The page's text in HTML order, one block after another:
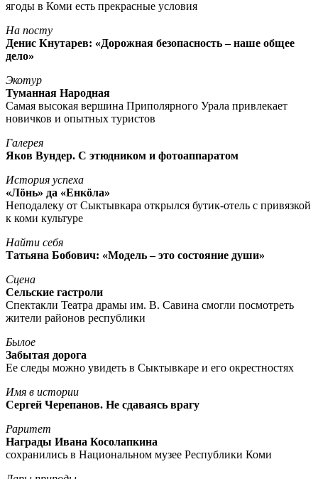
ягоды в Коми есть прекрасные условия
На посту
Денис Кнутарев: «Дорожная безопасность – наше общее
дело»
Экотур
Туманная Народная
Самая высокая вершина Приполярного Урала привлекает
новичков и опытных туристов
Галерея
Яков Вундер. С этюдником и фотоаппаратом
История успеха
«Лöнь» да «Енкöла»
Неподалеку от Сыктывкара открылся бутик-отель с привязкой
к коми культуре
Найти себя
Татьяна Бобович: «Модель – это состояние души»
Сцена
Сельские гастроли
Спектакли Театра драмы им. В. Савина смогли посмотреть
жители районов республики
Былое
Забытая дорога
Ее следы можно увидеть в Сыктывкаре и его окрестностях
Имя в истории
Сергей Черепанов. Не сдаваясь врагу
Раритет
Награды Ивана Косолапкина
сохранились в Национальном музее Республики Коми